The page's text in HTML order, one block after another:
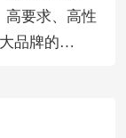
高要求、高性
品牌的